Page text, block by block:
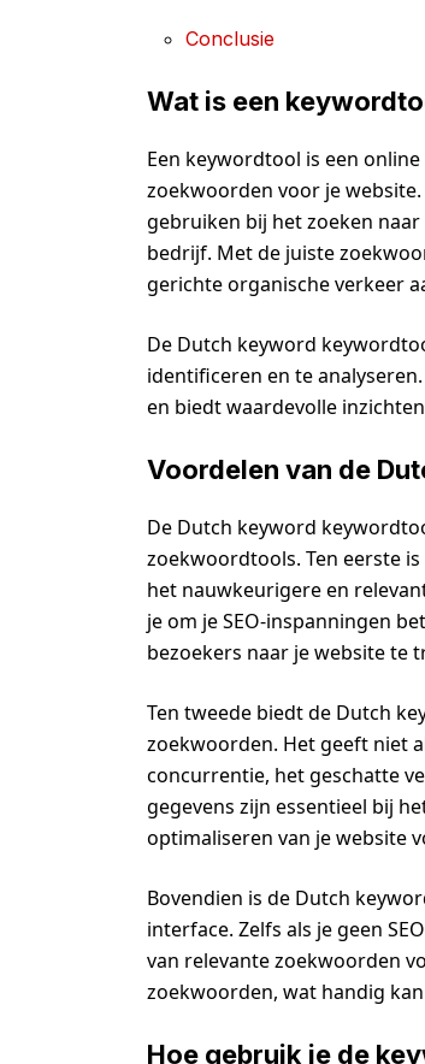
Conclusie
Wat is een
Een keywordtool is een
zoekwoorden voor je
gebruiken bij het zoeken
bedrijf. Met de juiste
gerichte organische verkeer
De Dutch keyword
identificeren en te
en biedt waardevolle
Voordelen van de
De Dutch keyword
zoekwoordtools. Ten eerste
het nauwkeurigere en
je om je SEO-inspanningen
bezoekers naar je website te
Ten tweede biedt de Dutch
zoekwoorden. Het geeft niet
concurrentie, het geschatte
gegevens zijn essentieel bij
optimaliseren van je website
Bovendien is de Dutch
interface. Zelfs als je geen
van relevante zoekwoorden
zoekwoorden, wat handig
Hoe gebruik je de